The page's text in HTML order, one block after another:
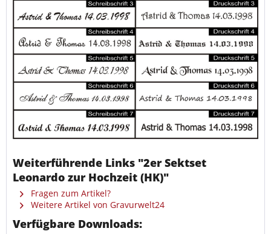
Weiterführende Links "2er Sektset
Leonardo zur Hochzeit (HK)"
Fragen zum Artikel?
Weitere Artikel von Gravurwelt24
Verfügbare Downloads: